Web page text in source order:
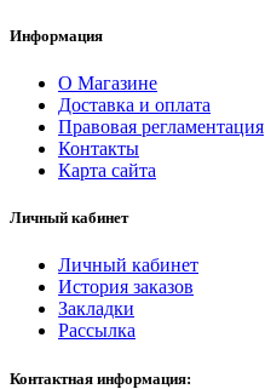
Информация
О Магазине
Доставка и оплата
Правовая регламентация
Контакты
Карта сайта
Личный кабинет
Личный кабинет
История заказов
Закладки
Рассылка
Контактная информация: